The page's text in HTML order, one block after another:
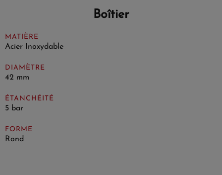
Boîtier
MATIÈRE
Acier Inoxydable
DIAMÈTRE
42 mm
ÉTANCHÉITÉ
5 bar
FORME
Rond